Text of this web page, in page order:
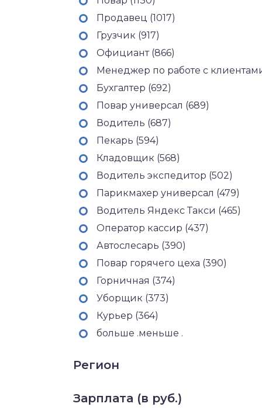
Продавец (1017)
Грузчик (917)
Официант (866)
Менеджер по работе с
Бухгалтер (692)
Повар универсал (689)
Водитель (687)
Пекарь (594)
Кладовщик (568)
Водитель экспедитор (502)
Парикмахер универсал (479)
Водитель Яндекс Такси (465)
Оператор кассир (437)
Автослесарь (390)
Повар горячего цеха (390)
Горничная (374)
Уборщик (373)
Курьер (364)
больше .меньше .
Регион
Зарплата (в руб.)